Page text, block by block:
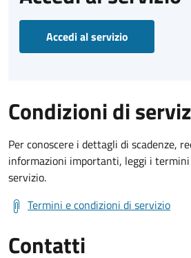
Accedi al servizio
Condizioni di
Per conoscere i dettagli di scadenze,
informazioni importanti, leggi i
servizio.
Termini e condizioni di servizio
Contatti